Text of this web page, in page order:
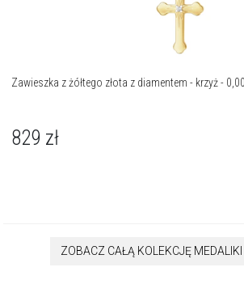
Zawieszka z żółtego złota z diamentem - krzyż -
829 zł
ZOBACZ CAŁĄ KOLEKCJĘ MEDALIKI